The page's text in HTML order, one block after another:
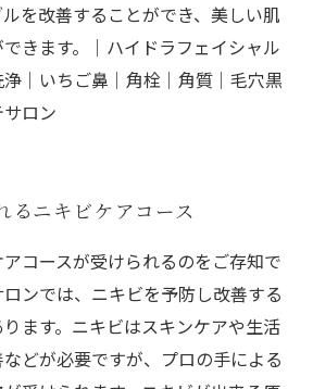
を改善することができ、美しい肌
きます。｜ハイドラフェイシャル
浄｜いちご鼻｜角栓｜角質｜毛穴黒
ロン
るニキビケアコース
コースが受けられるのをご存知で
ンでは、ニキビを予防し改善する
ます。ニキビはスキンケアや生活
どが必要ですが、プロの手による